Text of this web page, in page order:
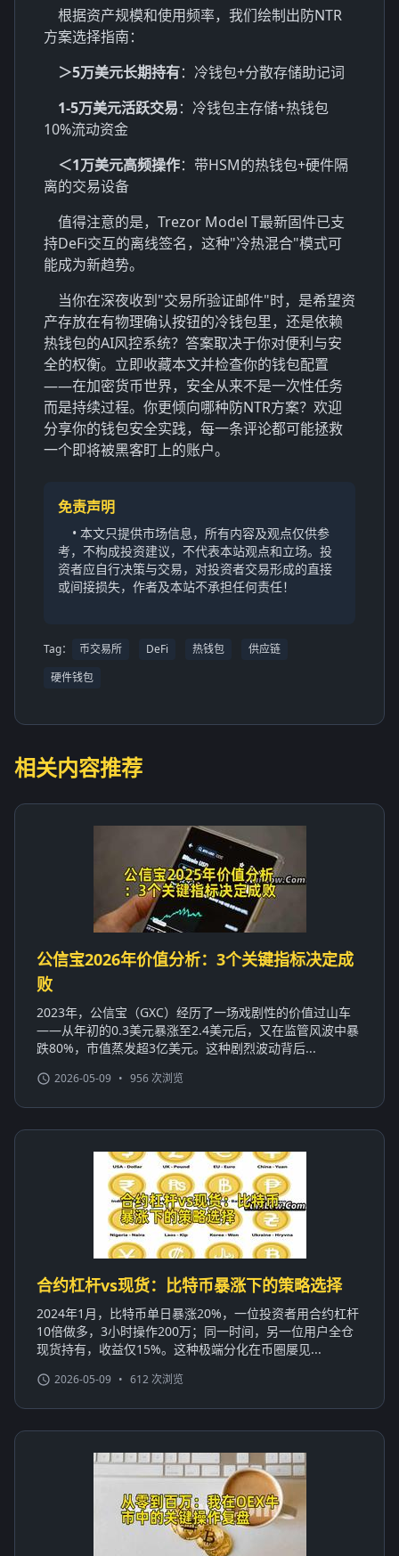
根据资产规模和使用频率，我们绘制出防NTR
方案选择指南：
＞5万美元长期持有：冷钱包+分散存储助记词
1-5万美元活跃交易：冷钱包主存储+热钱包
10%流动资金
＜1万美元高频操作：带HSM的热钱包+硬件隔
离的交易设备
值得注意的是，Trezor Model T最新固件已支
持DeFi交互的离线签名，这种"冷热混合"模式可
能成为新趋势。
当你在深夜收到"交易所验证邮件"时，是希望资
产存放在有物理确认按钮的冷钱包里，还是依赖
热钱包的AI风控系统？答案取决于你对便利与安
全的权衡。立即收藏本文并检查你的钱包配置
——在加密货币世界，安全从来不是一次性任务
而是持续过程。你更倾向哪种防NTR方案？欢迎
分享你的钱包安全实践，每一条评论都可能拯救
一个即将被黑客盯上的账户。
免责声明
• 本文只提供市场信息，所有内容及观点仅供参
考，不构成投资建议，不代表本站观点和立场。投
资者应自行决策与交易，对投资者交易形成的直接
或间接损失，作者及本站不承担任何责任！
Tag： 币交易所 DeFi 热钱包
供应链
硬件钱包
相关内容推荐
公信宝2026年价值分析：3个关键指标决定成
败
2023年，公信宝（GXC）经历了一场戏剧性的价值过山车
——从年初的0.3美元暴涨至2.4美元后，又在监管风波中暴
跌80%，市值蒸发超3亿美元。这种剧烈波动背后...
2026-05-09 • 956 次浏览
合约杠杆vs现货：比特币暴涨下的策略选择
2024年1月，比特币单日暴涨20%，一位投资者用合约杠杆
10倍做多，3小时操作200万；同一时间，另一位用户全仓
现货持有，收益仅15%。这种极端分化在币圈屡见...
2026-05-09 • 612 次浏览